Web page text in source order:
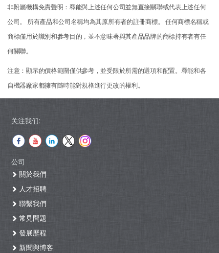
非附屬機構免責聲明：釋能與上述任何公司並無直接關聯或代表上述任何
公司。 所有產品和公司名稱均為其原所有者的註冊商標。 任何商標名稱或
商標僅用於識別和參考目的，並不意味著與其產品品牌的商標持有者有任
何關聯。
注意：顯示的價格範圍僅供參考，並受限於所需的選項和配置。釋能和各
自機器廠家都擁有隨時能對規格進行更改的權利。
关注我们:
公司
關於我們
人才招聘
聯繫我們
常見問題
發展歷程
新聞與博客